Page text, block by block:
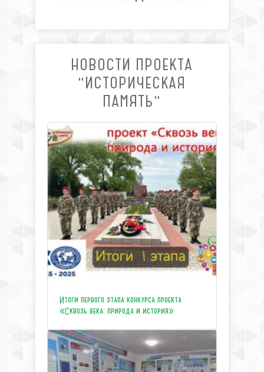
НОВОСТИ ПРОЕКТА
"ИСТОРИЧЕСКАЯ
ПАМЯТЬ"
Итоги первого этапа конкурса проекта
«Сквозь века: природа и история»